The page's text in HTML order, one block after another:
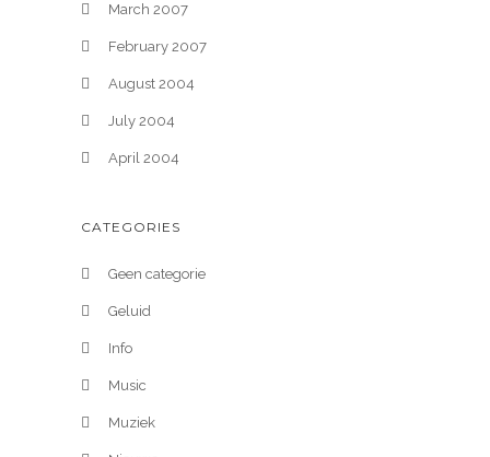
March 2007
February 2007
August 2004
July 2004
April 2004
CATEGORIES
Geen categorie
Geluid
Info
Music
Muziek